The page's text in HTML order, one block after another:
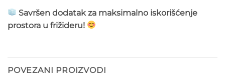
Savršen dodatak za maksimalno iskorišćenje
prostora u frižideru!
POVEZANI PROIZVODI